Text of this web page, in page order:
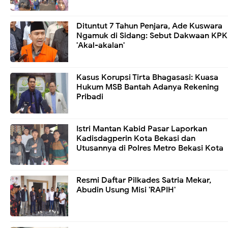
Dituntut 7 Tahun Penjara, Ade Kuswara
Ngamuk di Sidang: Sebut Dakwaan KPK
'Akal-akalan'
Kasus Korupsi Tirta Bhagasasi: Kuasa
Hukum MSB Bantah Adanya Rekening
Pribadi
Istri Mantan Kabid Pasar Laporkan
Kadisdagperin Kota Bekasi dan
Utusannya di Polres Metro Bekasi Kota
Resmi Daftar Pilkades Satria Mekar,
Abudin Usung Misi 'RAPIH'